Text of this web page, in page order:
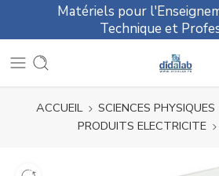
Matériels pour
Technique et
ACCUEIL SCIENCES PHYSIQUES
PRODUITS ELECTRICITE